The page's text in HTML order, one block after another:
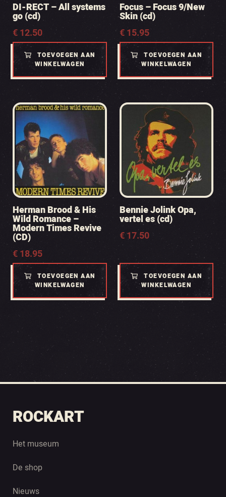
DI-RECT – All systems
go (cd)
€12.50
TOEVOEGEN AAN
WINKELWAGEN
Focus – Focus 9/New
Skin (cd)
€15.95
TOEVOEGEN AAN
WINKELWAGEN
Herman Brood & His
Wild Romance –
Modern Times Revive
(CD)
€18.95
TOEVOEGEN AAN
WINKELWAGEN
Bennie Jolink Opa,
vertel es (cd)
€17.50
TOEVOEGEN AAN
WINKELWAGEN
ROCKART
Het museum
De shop
Nieuws